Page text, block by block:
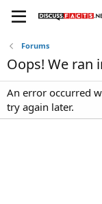
Forums
Oops! We ran
An error occurred
try again later.